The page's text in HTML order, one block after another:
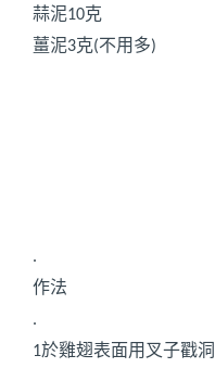
蒜泥10克
薑泥3克(不用多)
.
作法
.
1於雞翅表面用叉子戳洞